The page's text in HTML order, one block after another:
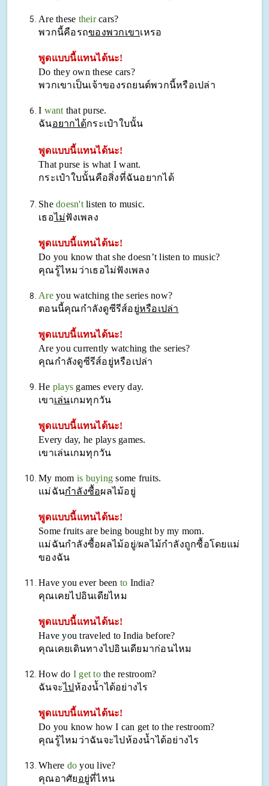
Are these theircars?
พวกนี้คือรถของพวกเขาเหรอ
พูดแบบนี้แทนได้นะ!
Do they own these cars?
พวกเขาเป็นเจ้าของรถยนต์พวกนี้หรือเปล่า
I want that purse.
ฉันอยากได้กระเป๋าใบนั้น
พูดแบบนี้แทนได้นะ!
That purse is what I want.
กระเป๋าใบนั้นคือสิ่งที่ฉันอยากได้
She doesn't listen to music.
เธอไม่ฟังเพลง
พูดแบบนี้แทนได้นะ!
Do you know that she doesn’t listen to music?
คุณรู้ไหมว่าเธอไม่ฟังเพลง
Are you watching the series now?
ตอนนี้คุณกำลังดูซีรีส์อยู่หรือเปล่า
พูดแบบนี้แทนได้นะ!
Are you currently watching the series?
คุณกำลังดูซีรีส์อยู่หรือเปล่า
He plays games every day.
เขาเล่นเกมทุกวัน
พูดแบบนี้แทนได้นะ!
Every day, he plays games.
เขาเล่นเกมทุกวัน
My mom is buying some fruits.
แม่ฉันกำลังซื้อผลไม้อยู่
พูดแบบนี้แทนได้นะ!
Some fruits are being bought by my mom.
แม่ฉันกำลังซื้อผลไม้อยู่/ผลไม้กำลังถูกซื้อโดยแม่
ของฉัน
Have you ever been to India?
คุณเคยไปอินเดียไหม
พูดแบบนี้แทนได้นะ!
Have you traveled to India before?
คุณเคยเดินทางไปอินเดียมาก่อนไหม
How do I get tothe restroom?
ฉันจะไปห้องน้ำได้อย่างไร
พูดแบบนี้แทนได้นะ!
Do you know how I can get to the restroom?
คุณรู้ไหมว่าฉันจะไปห้องน้ำได้อย่างไร
Where doyou live?
คุณอาศัยอยู่ที่ไหน